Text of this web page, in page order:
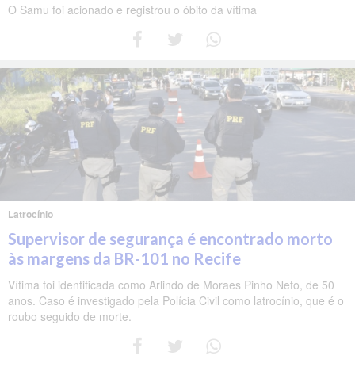
O Samu foi acionado e registrou o óbito da vítima
Latrocínio
Supervisor de segurança é encontrado morto
às margens da BR-101 no Recife
Vítima foi identificada como Arlindo de Moraes Pinho Neto, de 50
anos. Caso é investigado pela Polícia Civil como latrocínio, que é o
roubo seguido de morte.